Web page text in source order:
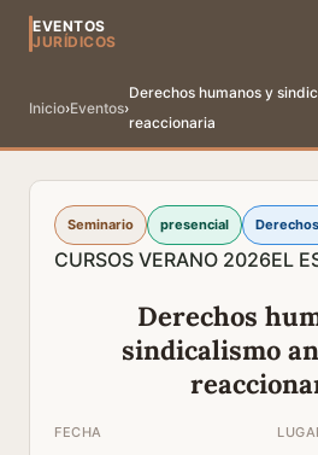
EVENTOS
JURÍDICOS
Inicio›Eventos›
Derechos humanos y
reaccionaria
Seminario presencial
CURSOS VERANO 2026EL
Derechos
sindicalismo
FECHA